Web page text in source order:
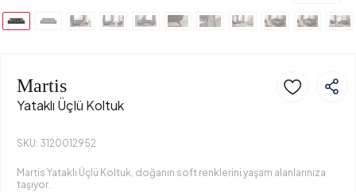
Martis
Yataklı Üçlü Koltuk
SKU: 3120012952
Martis Yataklı Üçlü Koltuk, doğanın soft renklerini yaşam alanlarınıza
taşıyor.